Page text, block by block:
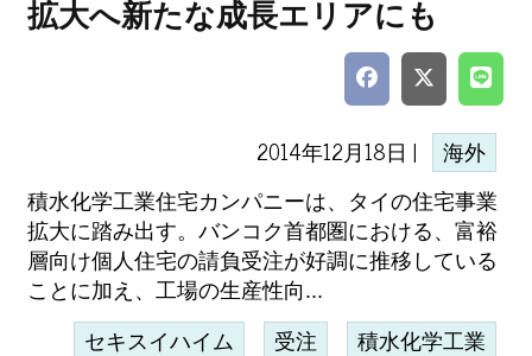
拡大へ新たな成長エリアにも
2014年12月18日 | 海外
積水化学工業住宅カンパニーは、タイの住宅事業
拡大に踏み出す。バンコク首都圏における、富裕
層向け個人住宅の請負受注が好調に推移している
ことに加え、工場の生産性向...
セキスイハイム 受注 積水化学工業